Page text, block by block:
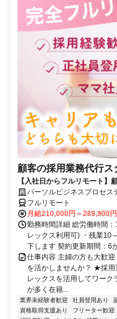
顧客の採用業務代行ス
【入社日からフルリモート】
パーソルビジネスプロセス
フルリモート
月給210,000円～289,900円
勤務時間詳細 総労働時間
レックス利用可) ・残業10
下します 契約更新期間：6
仕事内容 主婦の方も大歓
を活かしませんか？ ★採
レックスを活用してワー
が多く在籍...
業界未経験者歓迎 社員登用あり
資格取得支援あり
フリーター歓迎